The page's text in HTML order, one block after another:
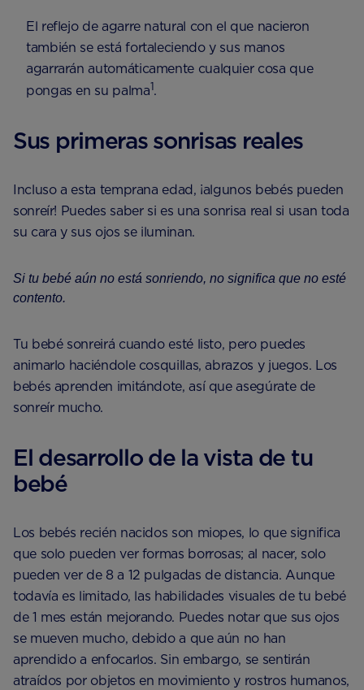
El reflejo de agarre natural con el que nacieron
también se está fortaleciendo y sus manos
agarrarán automáticamente cualquier cosa que
pongas en su palma1.
Sus primeras sonrisas reales
Incluso a esta temprana edad, ¡algunos bebés pueden
sonreír! Puedes saber si es una sonrisa real si usan toda
su cara y sus ojos se iluminan.
Si tu bebé aún no está sonriendo, no significa que no esté
contento.
Tu bebé sonreirá cuando esté listo, pero puedes
animarlo haciéndole cosquillas, abrazos y juegos. Los
bebés aprenden imitándote, así que asegúrate de
sonreír mucho.
El desarrollo de la vista de tu
bebé
Los bebés recién nacidos son miopes, lo que significa
que solo pueden ver formas borrosas; al nacer, solo
pueden ver de 8 a 12 pulgadas de distancia. Aunque
todavía es limitado, las habilidades visuales de tu bebé
de 1 mes están mejorando. Puedes notar que sus ojos
se mueven mucho, debido a que aún no han
aprendido a enfocarlos. Sin embargo, se sentirán
atraídos por objetos en movimiento y rostros humanos,